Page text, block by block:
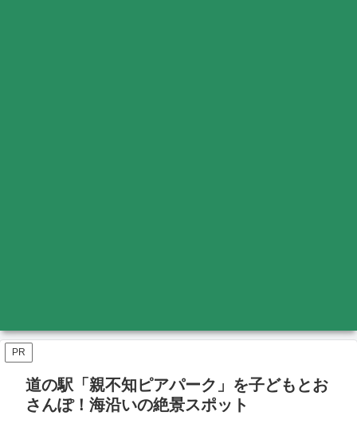
PR
道の駅「親不知ピアパーク」を子どもとお
さんぽ！海沿いの絶景スポット